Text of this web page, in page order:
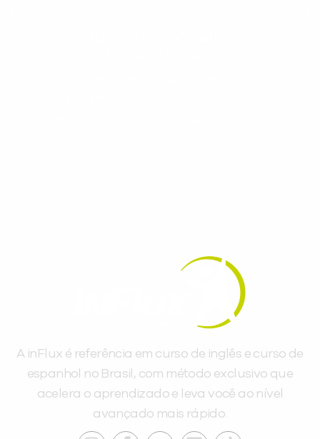
A inFlux é referência em curso de inglês e curso de
espanhol no Brasil, com método exclusivo que
acelera o aprendizado e leva você ao nível
avançado mais rápido.